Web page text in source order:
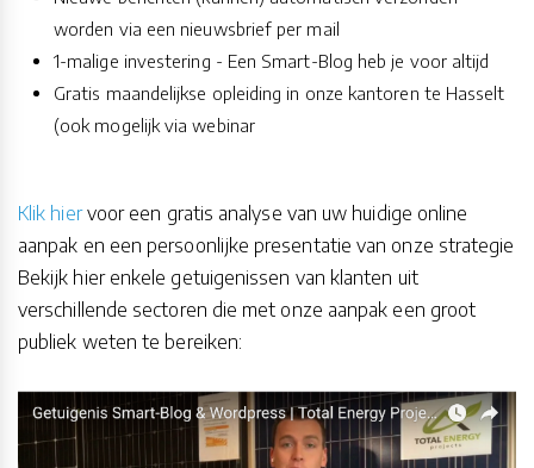
worden via een nieuwsbrief per mail
1-malige investering - Een Smart-Blog heb je voor altijd
Gratis maandelijkse opleiding in onze kantoren te Hasselt
(ook mogelijk via webinar
Klik hiervoor een gratis analyse van uw huidige online
aanpak en een persoonlijke presentatie van onze strategie
Bekijk hier enkele getuigenissen van klanten uit
verschillende sectoren die met onze aanpak een groot
publiek weten te bereiken: